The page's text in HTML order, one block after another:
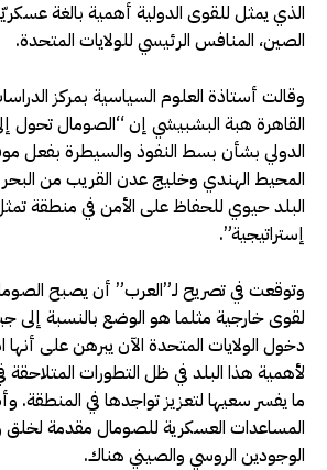
الذي يمثل للقوى الدولية أهمية بالغة
الصين، المنافس الرئيسي للولايات المتحدة.
وقالت أستاذة العلوم السياسية بمركز
القاهرة هبة البشبيشي إن “الصومال تحول
الدولي بشأن بسط النفوذ والسيطرة بفعل
المحيط الهندي وخليج عدن القريب من البحر
البلد حيوي للحفاظ على الأمن في منطقة
إستراتيجية”.
وتوقعت في تصريح لـ”العرب” أن يصبح
لقوى خارجية مثلما هو الوضع بالنسبة إلى
دخول الولايات المتحدة الآن يبرهن على
لأهمية هذا البلد في ظل التطورات المتلاحقة
ما يفسر سعيها لتعزيز تواجدها في المنطقة.
المساعدات العسكرية للصومال مقدمة
الوجودين الروسي والصيني هناك.